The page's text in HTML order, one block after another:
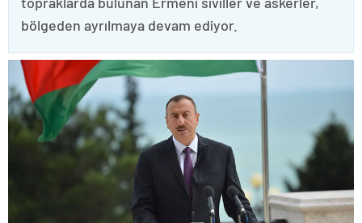
bölgeden ayrılmaya devam ediyor.